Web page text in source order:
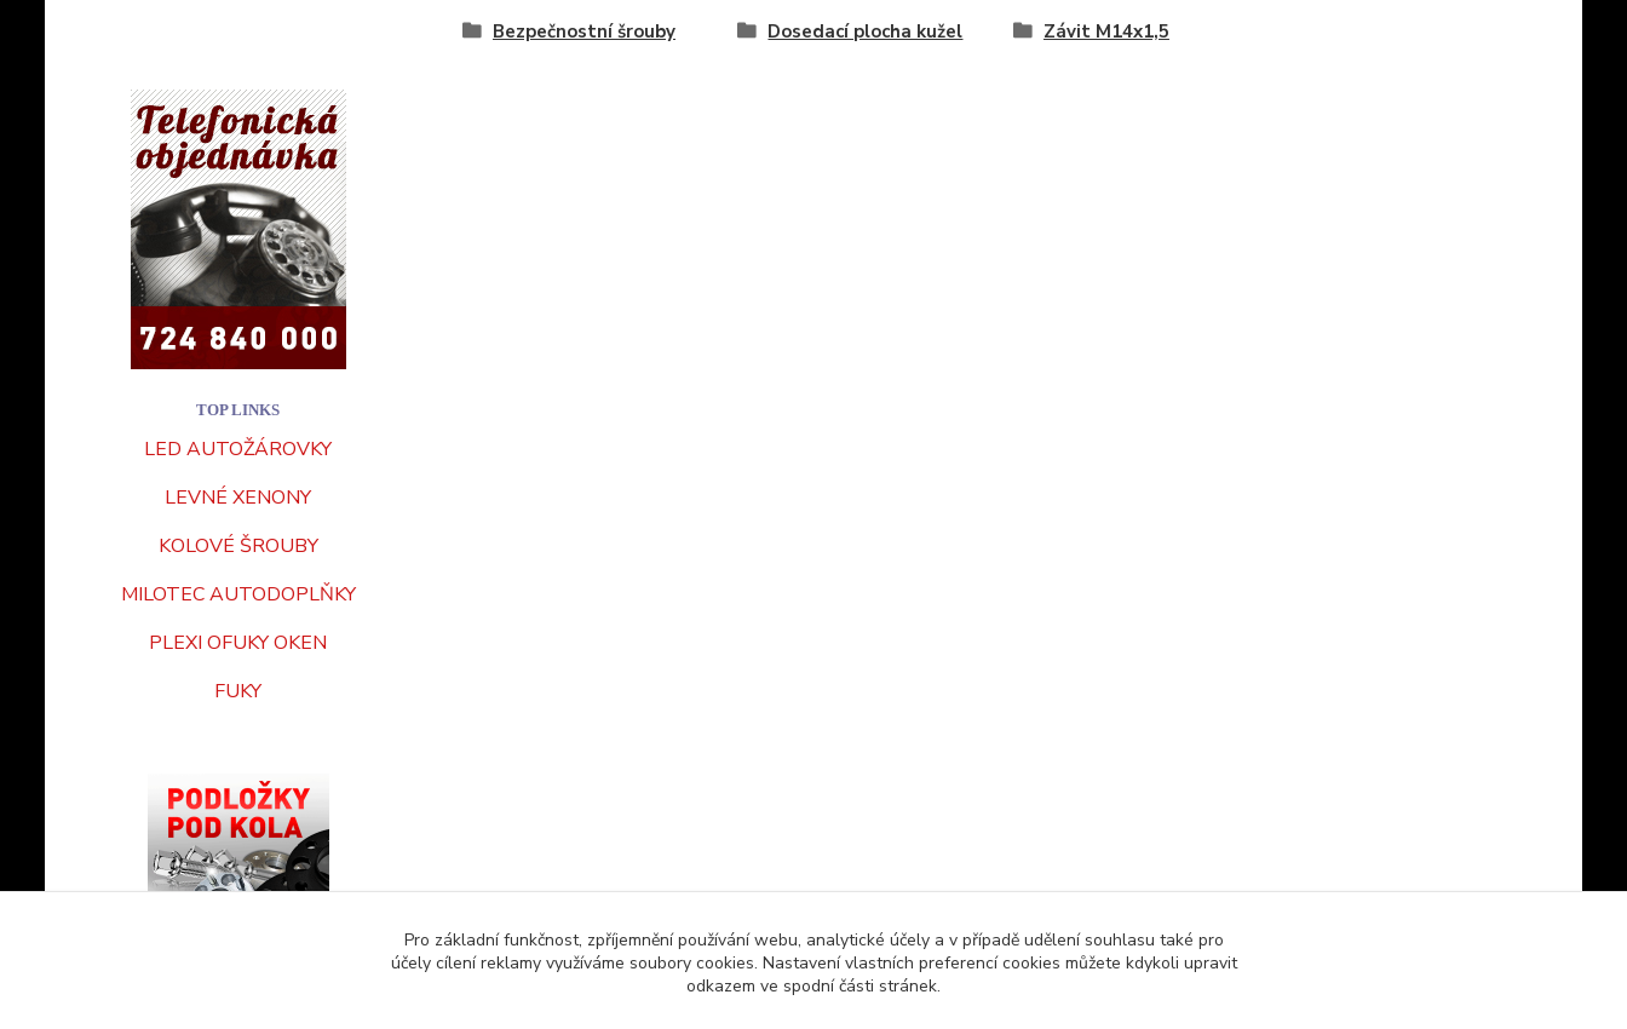
TOP LINKS
LED AUTOŽÁROVKY
LEVNÉ XENONY
KOLOVÉ ŠROUBY
MILOTEC AUTODOPLŇKY
PLEXI OFUKY OKEN
FUKY
Bezpečnostní šrouby Dosedací plocha kužel Závit M14x1,5
Pro základní funkčnost, zpříjemnění používání webu, analytické účely a v případě udělení souhlasu také pro
účely cílení reklamy využíváme soubory cookies. Nastavení vlastních preferencí cookies můžete kdykoli upravit
odkazem ve spodní části stránek.